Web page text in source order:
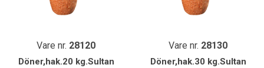
Vare nr. 28120
Döner,hak.20 kg.Sultan
Vare nr. 28130
Döner,hak.30 kg.Sultan